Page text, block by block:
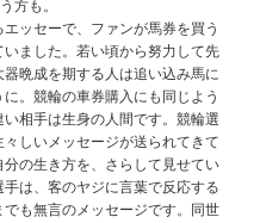
方も。
ッセーで、ファンが馬券を買う
ました。若い頃から努力して先
晩成を期する人は追い込み馬に
。競輪の車券購入にも同じよう
相手は生身の人間です。競輪選
しいメッセージが送られてきて
の生き方を、さらして見せてい
は、客のヤジに言葉で反応する
も無言のメッセージです。同世